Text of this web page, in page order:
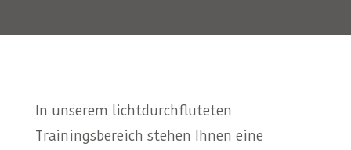
In unserem lichtdurchfluteten
Trainingsbereich stehen Ihnen eine